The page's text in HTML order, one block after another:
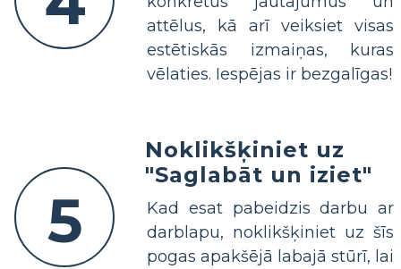
attēlus, kā arī veiksiet visas
estētiskās izmaiņas, kuras
vēlaties. Iespējas ir bezgalīgas!
5
Noklikšķiniet uz
"Saglabāt un iziet"
Kad esat pabeidzis darbu ar
darblapu, noklikšķiniet uz šīs
pogas apakšējā labajā stūrī, lai